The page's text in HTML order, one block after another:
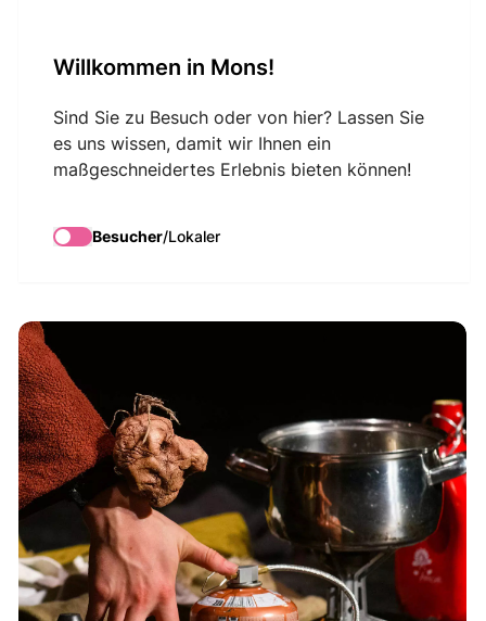
Willkommen in Mons!
Sind Sie zu Besuch oder von hier? Lassen Sie
es uns wissen, damit wir Ihnen ein
maßgeschneidertes Erlebnis bieten können!
Besucher/Lokaler
Festival au Carré -
Coeur de Patate